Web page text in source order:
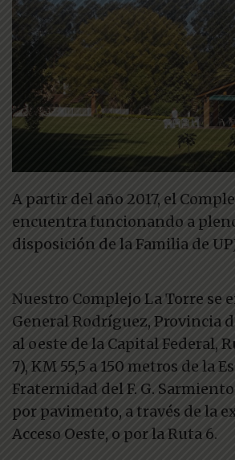
A partir del año 2017, el
encuentra funcionando a
disposición de la Familia de
Nuestro Complejo La Torre se
General Rodríguez, Provincia
al oeste de la Capital Federal,
7), KM 55,5 a 150 metros de la
Fraternidad del F. G.
por pavimento, a través de la
Acceso Oeste, o por la Ruta 6.